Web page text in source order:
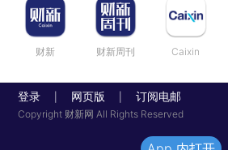
财新 财新周刊 Caixin
登录 网页版 订阅电邮
Copyright 财新网 All Rights Reserved